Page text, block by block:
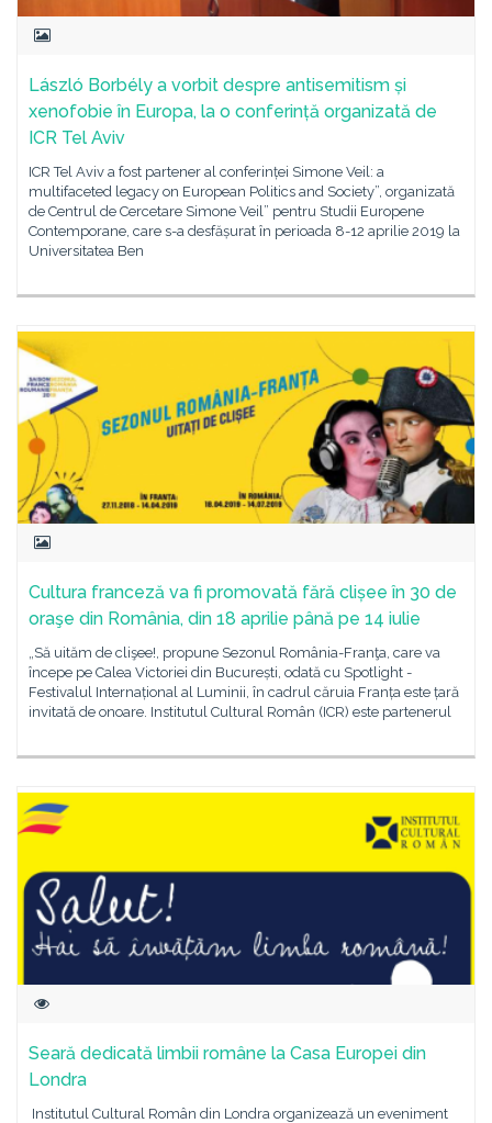
László Borbély a vorbit despre antisemitism și
xenofobie în Europa, la o conferință organizată de
ICR Tel Aviv
ICR Tel Aviv a fost partener al conferinței Simone Veil: a
multifaceted legacy on European Politics and Society”, organizată
de Centrul de Cercetare Simone Veil” pentru Studii Europene
Contemporane, care s-a desfășurat în perioada 8-12 aprilie 2019 la
Universitatea Ben
Cultura franceză va fi promovată fără clișee în 30 de
oraşe din România, din 18 aprilie până pe 14 iulie
„Să uităm de clişee!, propune Sezonul România-Franţa, care va
începe pe Calea Victoriei din București, odată cu Spotlight -
Festivalul Internațional al Luminii, în cadrul căruia Franța este țară
invitată de onoare. Institutul Cultural Român (ICR) este partenerul
Seară dedicată limbii române la Casa Europei din
Londra
Institutul Cultural Român din Londra organizează un eveniment